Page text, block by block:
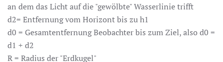
an dem das Licht auf die "gewölbte" Wasserlinie trifft
d2= Entfernung vom Horizont bis zu h1
d0 = Gesamtentfernung Beobachter bis zum Ziel, also d0 =
d1 + d2
R = Radius der "Erdkugel"